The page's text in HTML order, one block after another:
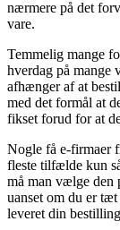
nærmere på det
vare.
Temmelig mange
hverdag på mange
afhænger af at
med det formål at
fikset forud for at
Nogle få e-firmaer
fleste tilfælde kun
må man vælge den
uanset om du er
leveret din